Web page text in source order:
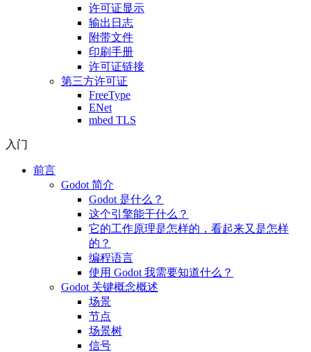
许可证显示
输出日志
附带文件
印刷手册
许可证链接
第三方许可证
FreeType
ENet
mbed TLS
入门
前言
Godot 简介
Godot 是什么？
这个引擎能干什么？
它的工作原理是怎样的，看起来又是怎样
的？
编程语言
使用 Godot 我需要知道什么？
Godot 关键概念概述
场景
节点
场景树
信号